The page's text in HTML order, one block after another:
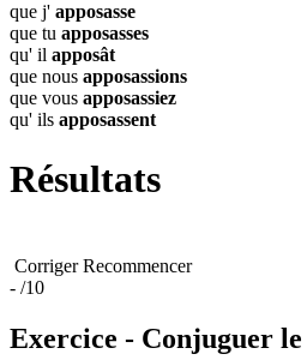
que j' apposasse
que tu apposasses
qu' il apposât
que nous apposassions
que vous apposassiez
qu' ils apposassent
Résultats
CorrigerRecommencer
- /10
Exercice - Conjuguer